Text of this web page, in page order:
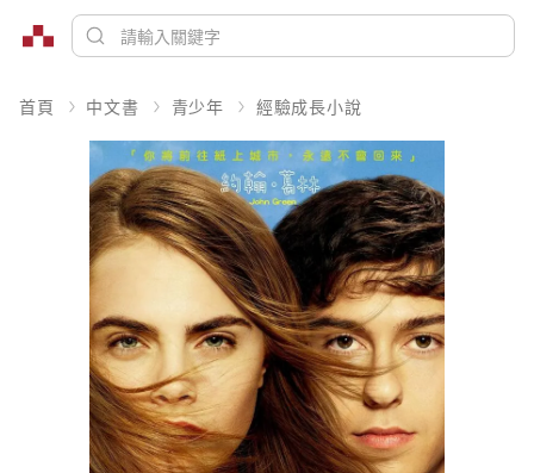
首頁 中文書 青少年 經驗成長小說